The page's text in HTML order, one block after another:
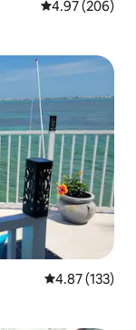
औसत रेटिंग 5 में से
4.97 (206)
औसत रेटिंग 5 में से
4.87 (133)